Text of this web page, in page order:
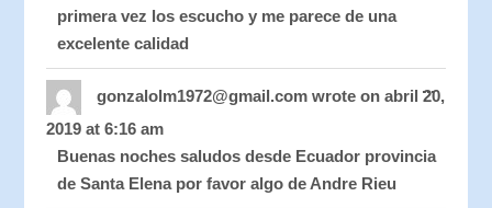
primera vez los escucho y me parece de una
excelente calidad
gonzalolm1972@gmail.comwrote on abril 20,
2019 at 6:16 am
Buenas noches saludos desde Ecuador provincia
de Santa Elena por favor algo de Andre Rieu
...this